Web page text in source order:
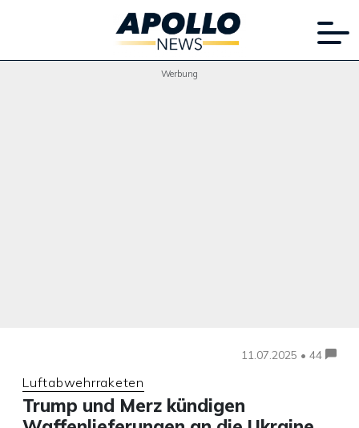
Werbung
11.07.2025 • 44
Luftabwehrraketen
Trump und Merz kündigen